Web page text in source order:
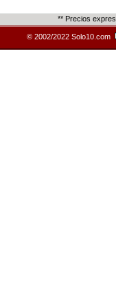
** Precios
© 2002/2022 Solo10.com